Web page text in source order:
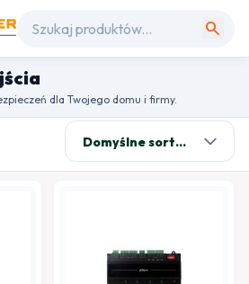
search
dla Twojego domu i firmy.